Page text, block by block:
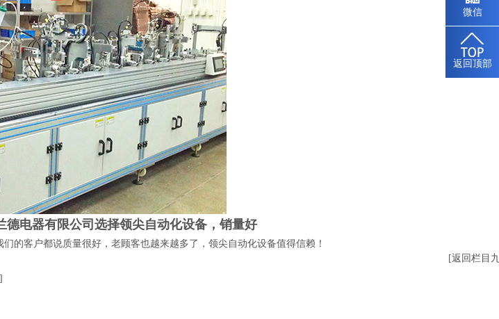
德电器有限公司选择领尖自动化设备，销量好
的客户都说质量很好，老顾客也越来越多了，领尖自动化设备值得信赖！
[返回栏目
微信
返回顶部
微信
返回顶部